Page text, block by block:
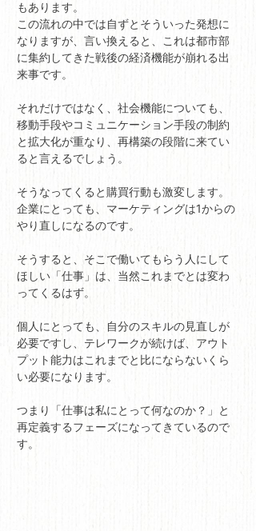
もあります。
この流れの中では自ずとそういった発想に
なりますが、言い換えると、これは都市部
に集約してきた戦後の経済機能が崩れる出
来事です。
それだけではなく、社会機能についても、
移動手段やコミュニケーション手段の制約
と拡大化が重なり、再構築の段階に来てい
ると言えるでしょう。
そうなってくると購買行動も激変します。
企業にとっても、マーケティングは1からの
やり直しになるのです。
そうすると、そこで働いてもらう人にして
ほしい「仕事」は、当然これまでとは変わ
ってくるはず。
個人にとっても、自分のスキルの見直しが
必要ですし、テレワークが続けば、アウト
プット能力はこれまでと比にならないくら
い必要になります。
つまり「仕事は私にとって何なのか？」と
再定義するフェーズになってきているので
す。